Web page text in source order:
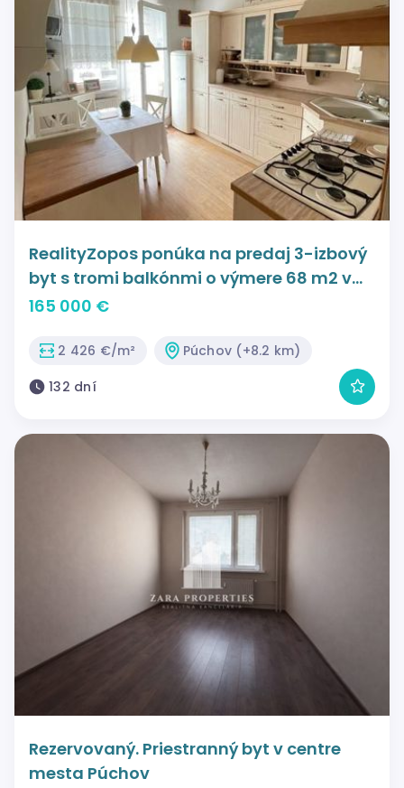
RealityZopos ponúka na predaj 3-izbový
byt s tromi balkónmi o výmere 68 m2 v
meste Púchov, ulica Mudroňova
165 000 €
2 426 €/m²
Púchov (+8.2 km)
132 dní
Rezervovaný. Priestranný byt v centre
mesta Púchov